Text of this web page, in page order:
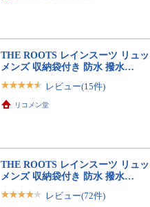
THE ROOTS レインスーツ リュ
メンズ 収納袋付き 防水 撥水…
レビュー(15件)
リコメン堂
THE ROOTS レインスーツ リュ
メンズ 収納袋付き 防水 撥水…
レビュー(72件)